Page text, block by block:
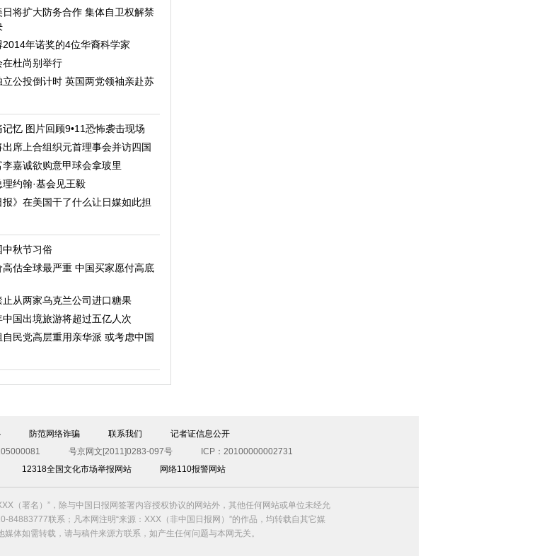
日将扩大防务合作 集体自卫权解禁
2014年诺奖的4位华裔科学家
在杜尚别举行
立公投倒计时 英国两党领袖亲赴苏
忆 图片回顾9•11恐怖袭击现场
出席上合组织元首理事会并访四国
李嘉诚欲购意甲球会拿玻里
理约翰·基会见王毅
报》在美国干了什么让日媒如此担
中秋节习俗
高估全球最严重 中国买家愿付高底
止从两家乌克兰公司进口糖果
中国出境旅游将超过五亿人次
自民党高层重用亲华派 或考虑中国
防范网络诈骗 联系我们
记者证信息公开
号京网文[2011]0283-097号
ICP：20100000002731
12318全国文化市场举报网站 网络110报警网站
（署名）”，除与中国日报网签署内容授权协议的网站外，其他任何网站或单位未经允
84883777联系；凡本网注明“来源：XXX（非中国日报网）”的作品，均转载自其它媒
体如需转载，请与稿件来源方联系，如产生任何问题与本网无关。